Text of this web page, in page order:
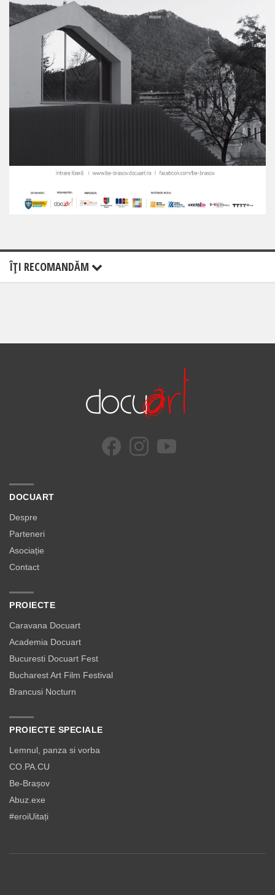
ÎŢI RECOMANDĂM
DOCUART
Despre
Parteneri
Asociație
Contact
PROIECTE
Caravana Docuart
Academia Docuart
Bucuresti Docuart Fest
Bucharest Art Film Festival
Brancusi Nocturn
PROIECTE SPECIALE
Lemnul, panza si vorba
CO.PA.CU
Be-Brașov
Abuz.exe
#eroiUitați